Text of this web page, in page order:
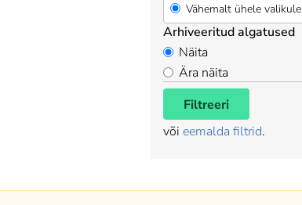
Vähemalt ühele valikule
Arhiveeritud algatused
Näita
Ära näita
Filtreeri
või eemalda filtrid.